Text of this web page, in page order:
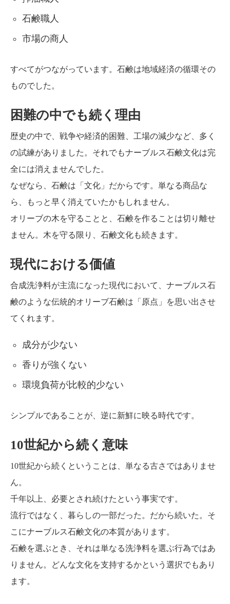
石鹸職人
市場の商人
すべてがつながっています。石鹸は地域経済の循環その
ものでした。
困難の中でも続く理由
歴史の中で、戦争や経済的困難、工場の減少など、多く
の試練がありました。それでもナーブルス石鹸文化は完
全には消えませんでした。
なぜなら、石鹸は「文化」だからです。単なる商品な
ら、もっと早く消えていたかもしれません。
オリーブの木を守ることと、石鹸を作ることは切り離せ
ません。木を守る限り、石鹸文化も続きます。
現代における価値
合成洗浄料が主流になった現代において、ナーブルス石
鹸のような伝統的オリーブ石鹸は「原点」を思い出させ
てくれます。
成分が少ない
香りが強くない
環境負荷が比較的少ない
シンプルであることが、逆に新鮮に映る時代です。
10世紀から続く意味
10世紀から続くということは、単なる古さではありませ
ん。
千年以上、必要とされ続けたという事実です。
流行ではなく、暮らしの一部だった。だから続いた。そ
こにナーブルス石鹸文化の本質があります。
石鹸を選ぶとき、それは単なる洗浄料を選ぶ行為ではあ
りません。どんな文化を支持するかという選択でもあり
ます。